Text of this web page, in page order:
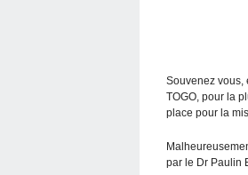
Souvenez vous,
TOGO, pour la
place pour la
par le Dr Paulin